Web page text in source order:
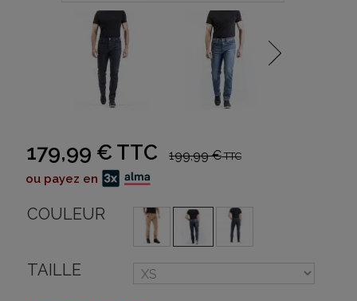
179,99 € TTC 199,99 €TTC
ou payez en
COULEUR
TAILLE